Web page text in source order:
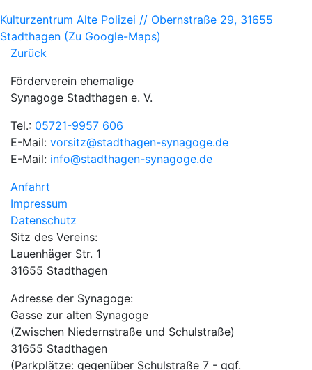
Kulturzentrum Alte Polizei // Obernstraße 29, 31655
Stadthagen (Zu Google-Maps)
Zurück
Förderverein ehemalige
Synagoge Stadthagen e. V.
Tel.: 05721-9957 606
E-Mail: vorsitz@stadthagen-synagoge.de
E-Mail: info@stadthagen-synagoge.de
Anfahrt
Impressum
Datenschutz
Sitz des Vereins:
Lauenhäger Str. 1
31655 Stadthagen
Adresse der Synagoge:
Gasse zur alten Synagoge
(Zwischen Niedernstraße und Schulstraße)
31655 Stadthagen
(Parkplätze: gegenüber Schulstraße 7 - ggf.